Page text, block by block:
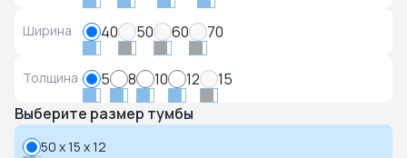
Ширина 40 50 60 70
Толщина 5 8 10 12
15
Выберите размер тумбы
50 x 15 x 12